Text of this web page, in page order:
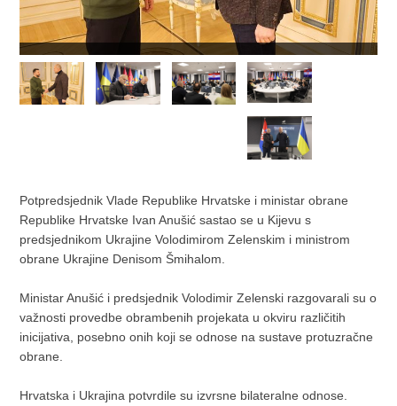
Potpredsjednik Vlade Republike Hrvatske i ministar obrane
Republike Hrvatske Ivan Anušić sastao se u Kijevu s
predsjednikom Ukrajine Volodimirom Zelenskim i ministrom
obrane Ukrajine Denisom Šmihalom.
Ministar Anušić i predsjednik Volodimir Zelenski razgovarali su o
važnosti provedbe obrambenih projekata u okviru različitih
inicijativa, posebno onih koji se odnose na sustave protuzračne
obrane.
Hrvatska i Ukrajina potvrdile su izvrsne bilateralne odnose.